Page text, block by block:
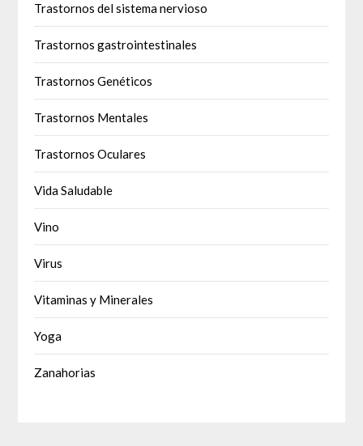
Trastornos del sistema nervioso
Trastornos gastrointestinales
Trastornos Genéticos
Trastornos Mentales
Trastornos Oculares
Vida Saludable
Vino
Virus
Vitaminas y Minerales
Yoga
Zanahorias